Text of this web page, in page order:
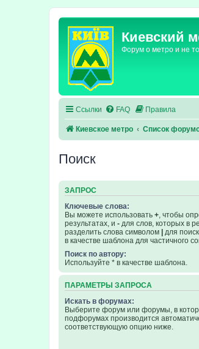
Киевский
Форум о метро и не
Ссылки FAQ Правила
Киевское метро Список
Поиск
ЗАПРОС
Ключевые слова:
Вы можете использовать +, чтобы
результатах, и - для слов, которых в
разделить слова символом
для
в качестве шаблона для частичного
Поиск по автору:
Используйте * в качестве шаблона.
ПАРАМЕТРЫ ЗАПРОСА
Искать в форумах:
Выберите форум или форумы, в
подфорумах производится
соответствующую опцию ниже.